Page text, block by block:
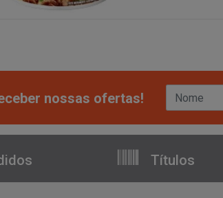
nossas ofertas!
Títulos